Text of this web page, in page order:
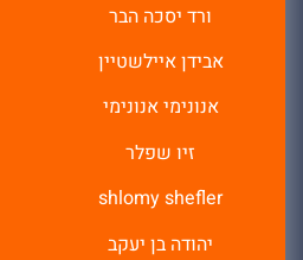
ורד יסכה הבר
אבידן איילשטיין
אנונימי אנונימי
זיו שפלר
shlomy shefler
יהודה בן יעקב